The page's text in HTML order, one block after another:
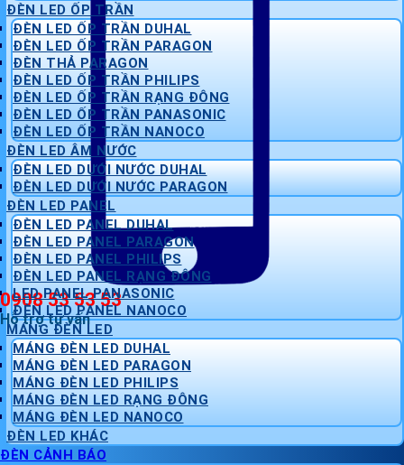
0908 53 53 53
Hỗ trợ tư vấn
ĐÈN LED ỐP TRẦN
ĐÈN LED ỐP TRẦN DUHAL
ĐÈN LED ỐP TRẦN PARAGON
ĐÈN THẢ PARAGON
ĐÈN LED ỐP TRẦN PHILIPS
ĐÈN LED ỐP TRẦN RẠNG ĐÔNG
ĐÈN LED ỐP TRẦN PANASONIC
ĐÈN LED ỐP TRẦN NANOCO
ĐÈN LED ÂM NƯỚC
ĐÈN LED DƯỚI NƯỚC DUHAL
ĐÈN LED DƯỚI NƯỚC PARAGON
ĐÈN LED PANEL
ĐÈN LED PANEL DUHAL
ĐÈN LED PANEL PARAGON
ĐÈN LED PANEL PHILIPS
ĐÈN LED PANEL RẠNG ĐÔNG
LED PANEL PANASONIC
ĐÈN LED PANEL NANOCO
MÁNG ĐÈN LED
MÁNG ĐÈN LED DUHAL
MÁNG ĐÈN LED PARAGON
MÁNG ĐÈN LED PHILIPS
MÁNG ĐÈN LED RẠNG ĐÔNG
MÁNG ĐÈN LED NANOCO
ĐÈN LED KHÁC
ĐÈN CẢNH BÁO